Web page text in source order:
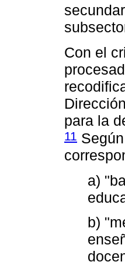
Con el
para la
11
a)
b)